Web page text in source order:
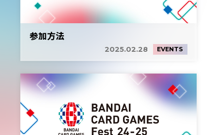
参加方法
2025.02.28 EVENTS